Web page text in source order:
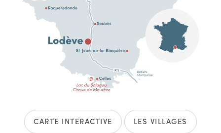
CARTE INTERACTIVE LES VILLAGES